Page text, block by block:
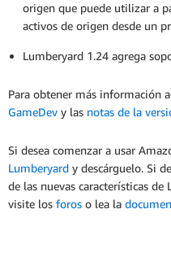
origen que puede utilizar a
activos de origen desde un
Lumberyard 1.24 agrega
Para obtener más información
GameDev y las notas de la
Si desea comenzar a usar
Lumberyard y descárguelo. Si
de las nuevas características de
visite los foros o lea la